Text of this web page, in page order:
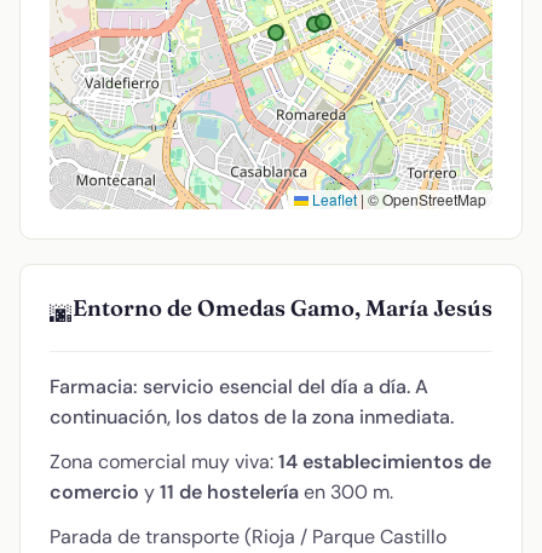
Leaflet | © OpenStreetMap
🌆Entorno de Omedas Gamo, María Jesús
Farmacia: servicio esencial del día a día. A
continuación, los datos de la zona inmediata.
Zona comercial muy viva:14 establecimientos de
comercio y11 de hosteleríaen 300 m.
Parada de transporte (Rioja / Parque Castillo